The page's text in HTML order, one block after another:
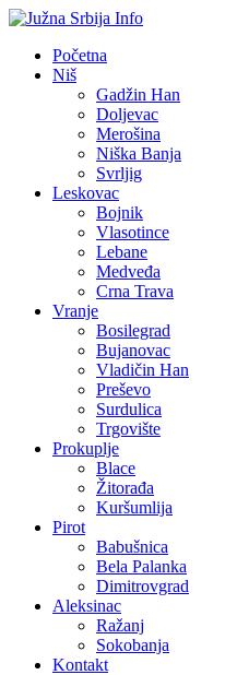
Početna
Niš
Gadžin Han
Doljevac
Merošina
Niška Banja
Svrljig
Leskovac
Bojnik
Vlasotince
Lebane
Medveđa
Crna Trava
Vranje
Bosilegrad
Bujanovac
Vladičin Han
Preševo
Surdulica
Trgovište
Prokuplje
Blace
Žitorađa
Kuršumlija
Pirot
Babušnica
Bela Palanka
Dimitrovgrad
Aleksinac
Ražanj
Sokobanja
Kontakt